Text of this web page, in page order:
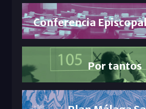
Conferencia
Por tantos